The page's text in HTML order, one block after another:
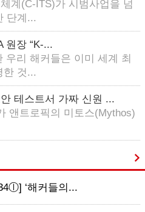
계(C-ITS)가 시범사업을 넘
단계...
원장 “K-...
우리 해커들은 이미 세계 최
한 것...
테스트서 가짜 신원 ...
앤트로픽의 미토스(Mythos)
‘해커들의...